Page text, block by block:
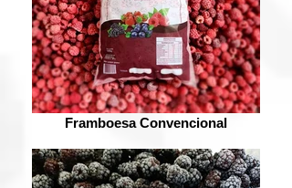
Framboesa Convencional